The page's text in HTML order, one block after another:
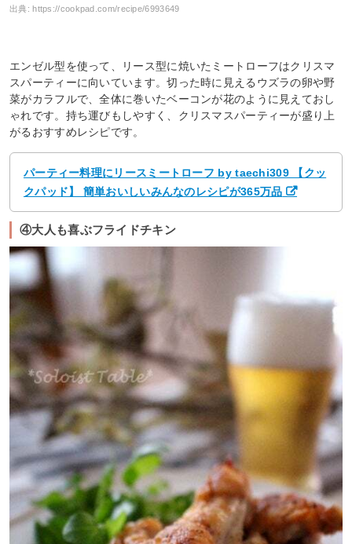
出典: https://cookpad.com/recipe/6993649
エンゼル型を使って、リース型に焼いたミートローフはクリスマ
スパーティーに向いています。切った時に見えるウズラの卵や野
菜がカラフルで、全体に巻いたベーコンが花のように見えておし
ゃれです。持ち運びもしやすく、クリスマスパーティーが盛り上
がるおすすめレシピです。
パーティー料理にリースミートローフ by taechi309 【クッ
クパッド】 簡単おいしいみんなのレシピが365万品
④大人も喜ぶフライドチキン